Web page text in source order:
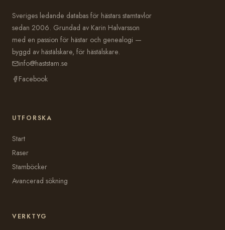
Sveriges ledande databas för hästars stamtavlor
sedan 2006. Grundad av Karin Halvarsson
med en passion för hästar och genealogi —
byggd av hästälskare, för hästälskare.
info@haststam.se
Facebook
UTFORSKA
Start
Raser
Stamböcker
Avancerad sökning
VERKTYG